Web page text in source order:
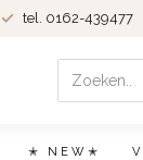
tel. 0162-439477
✭ NEW✭